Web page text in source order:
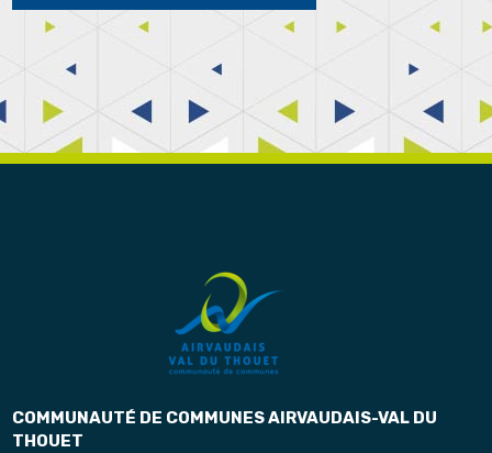
COMMUNAUTÉ DE COMMUNES AIRVAUDAIS-VAL DU
THOUET